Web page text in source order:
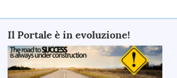
Il Portale è in evoluzione!